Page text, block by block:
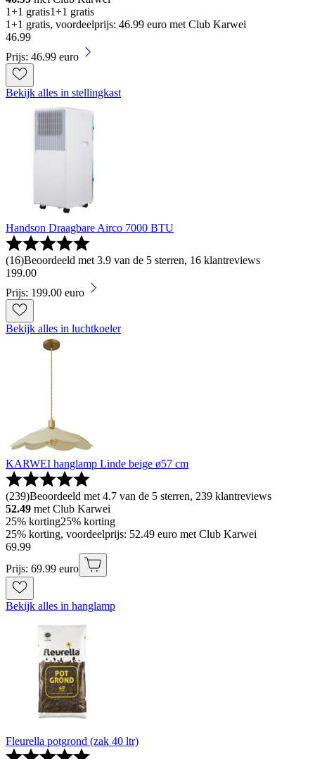
1+1 gratis1+1 gratis
1+1 gratis, voordeelprijs: 46.99 euro met Club Karwei
46.99
Prijs: 46.99 euro
Bekijk alles in stellingkast
Handson Draagbare Airco 7000 BTU
(16)Beoordeeld met 3.9 van de 5 sterren, 16 klantreviews
199.00
Prijs: 199.00 euro
Bekijk alles in luchtkoeler
KARWEI hanglamp Linde beige ø57 cm
(239)Beoordeeld met 4.7 van de 5 sterren, 239 klantreviews
52.49 met Club Karwei
25% korting25% korting
25% korting, voordeelprijs: 52.49 euro met Club Karwei
69.99
Prijs: 69.99 euro
Bekijk alles in hanglamp
Fleurella potgrond (zak 40 ltr)